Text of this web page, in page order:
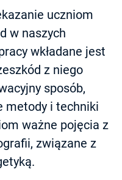
uczniom
w naszych
wkładane jest
z niego
sposób,
metody i techniki
ważne pojęcia z
związane z